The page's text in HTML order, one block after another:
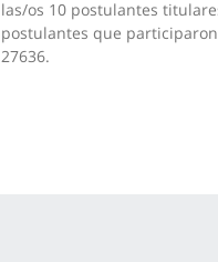
las/os 10 postulantes
postulantes que
27636.